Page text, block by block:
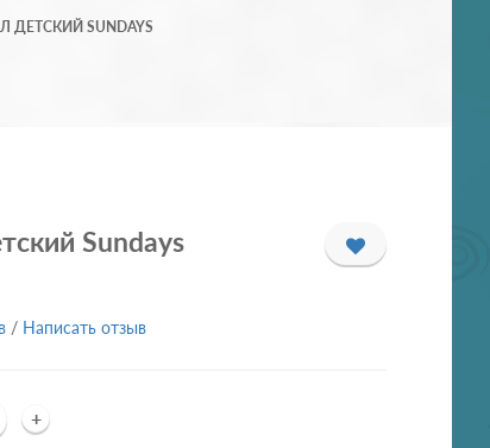
ДЕТСКИЙ SUNDAYS
Sundays
/ Написать отзыв
+